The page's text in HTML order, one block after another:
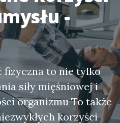
-
fizyczna to nie tylko
siły mięśniowej i
organizmu To także
korzyści